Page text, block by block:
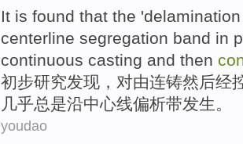
It is found that the 'delamination
centerline segregation band in
continuous casting and then
初步研究发现 ， 对由连铸然后经
几乎总是沿中心线偏析带发生 。
youdao